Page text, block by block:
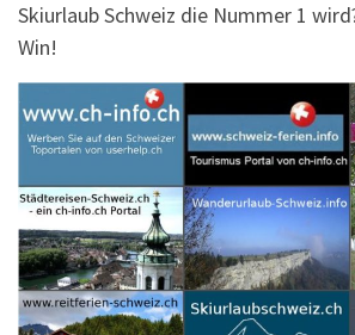
Skiurlaub Schweiz die Nummer 1
Win!